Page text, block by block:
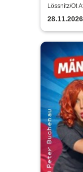
Lössnitz/Ot
28.11.2026